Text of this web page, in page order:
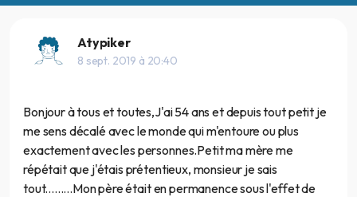
Atypiker
8 sept. 2019 à 20:40
Bonjour à tous et toutes,J'ai 54 ans et depuis tout petit je
me sens décalé avec le monde qui m'entoure ou plus
exactement avec les personnes.Petit ma mère me
répétait que j'étais prétentieux, monsieur je sais
tout.........Mon père était en permanence sous l'effet de